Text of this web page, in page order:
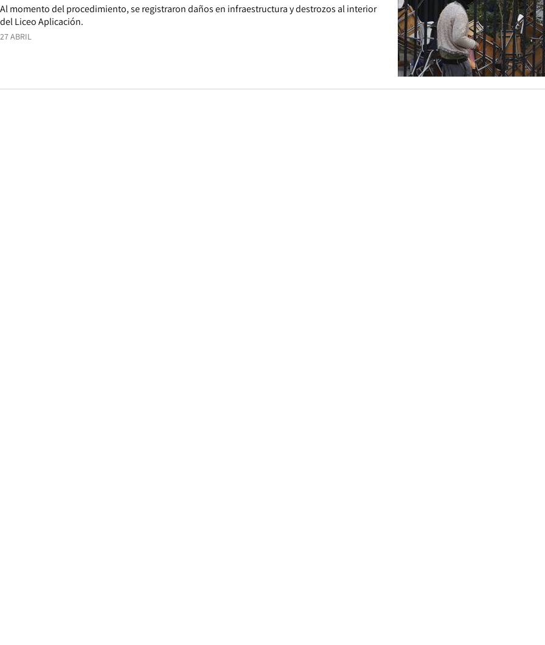
27 ABRIL
Al momento del procedimiento, se registraron daños en infraestructura y destrozos al interior
del Liceo Aplicación.